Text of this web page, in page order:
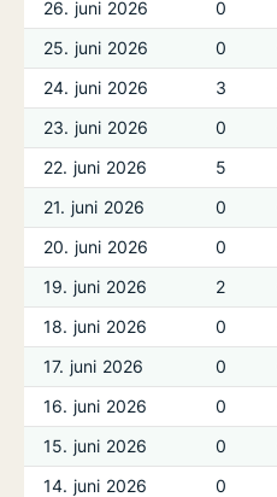
26. juni 2026 0
25. juni 2026
0
24. juni 2026
3
23. juni 2026
0
22. juni 2026
5
21. juni 2026
0
20. juni 2026
0
19. juni 2026
2
18. juni 2026
0
17. juni 2026
0
16. juni 2026
0
15. juni 2026
0
14. juni 2026
0